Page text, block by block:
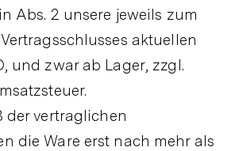
Abs. 2 unsere jeweils zum
aktuellen
und zwar ab Lager, zzgl.
der vertraglichen
die Ware erst nach mehr als